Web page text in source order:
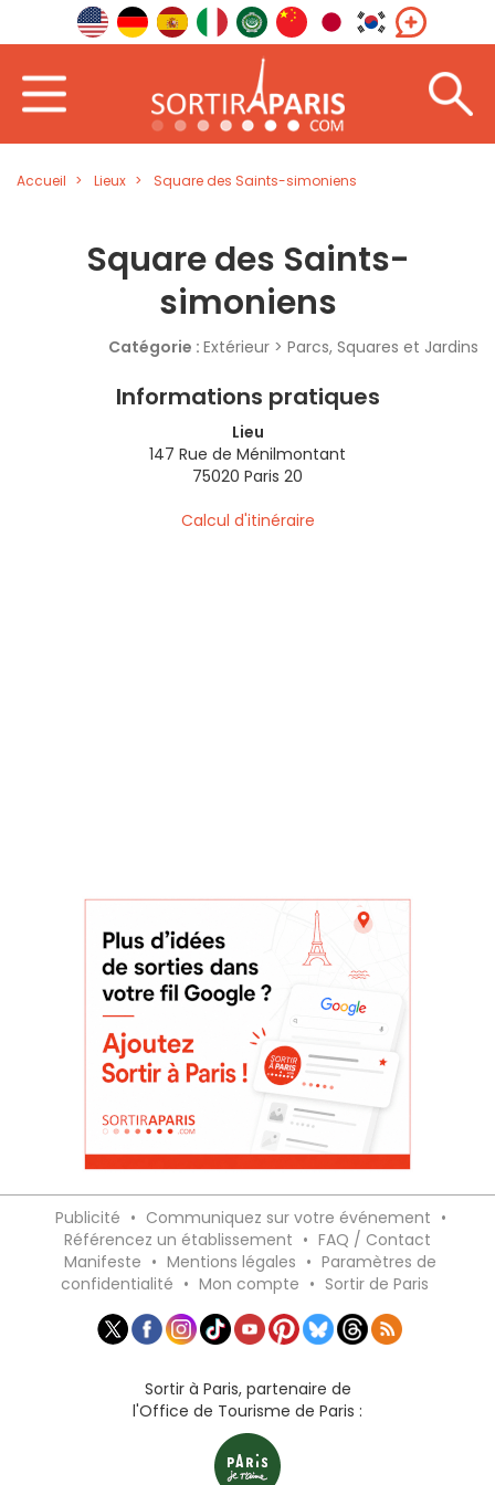
Accueil Lieux Square des Saints-simoniens
Square des Saints-
simoniens
Catégorie : Extérieur > Parcs, Squares et Jardins
Informations pratiques
Lieu
147 Rue de Ménilmontant
75020 Paris 20
Calcul d'itinéraire
Publicité • Communiquez sur votre événement •
Référencez un établissement • FAQ / Contact
Manifeste • Mentions légales • Paramètres de
confidentialité • Mon compte • Sortir de Paris
Sortir à Paris, partenaire de
l'Office de Tourisme de Paris :